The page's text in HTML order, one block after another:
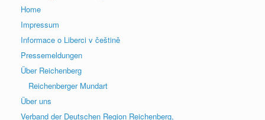
Home
Impressum
Informace o Liberci v češtině
Pressemeldungen
Über Reichenberg
Reichenberger Mundart
Über uns
Verband der Deutschen Region Reichenberg,